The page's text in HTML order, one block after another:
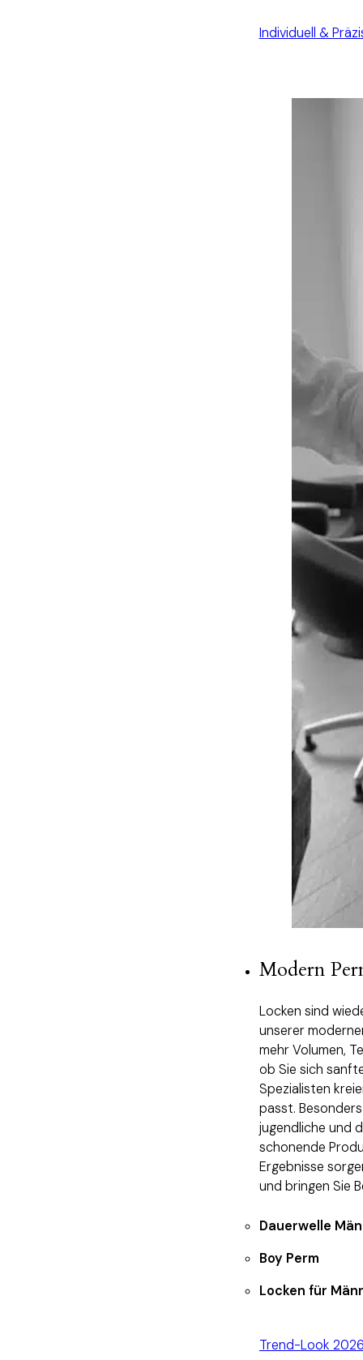
Individuell &
Modern
Locken sind
unserer
mehr Volumen,
ob Sie sich
Spezialisten
passt.
jugendliche und
schonende
Ergebnisse
und bringen Sie
Dauerwelle
Boy Perm
Locken für
Trend-Look